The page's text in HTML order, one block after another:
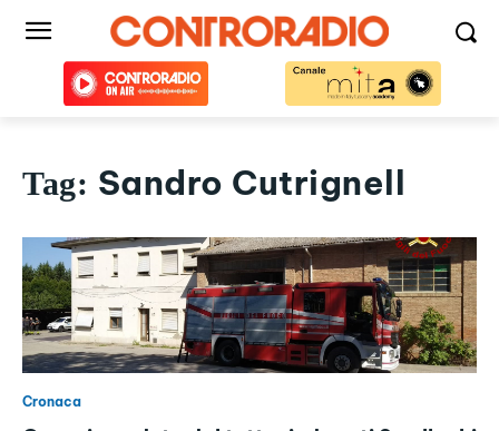
Tag: Sandro Cutrignell
Cronaca